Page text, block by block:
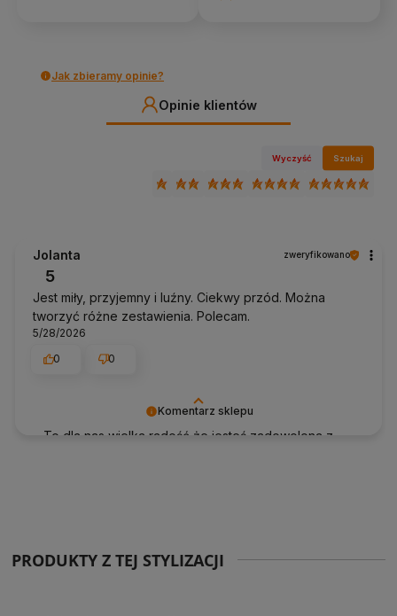
Jak zbieramy opinie?
Opinie klientów
Wyczyść Szukaj
Komentarz sklepu
To dla nas wielka radość że jesteś zadowolona z
Jolanta zweryfikowano
5
Jest miły, przyjemny i luźny. Ciekwy przód. Można
tworzyć różne zestawienia. Polecam.
5/28/2026
0
0
PRODUKTY Z TEJ STYLIZACJI